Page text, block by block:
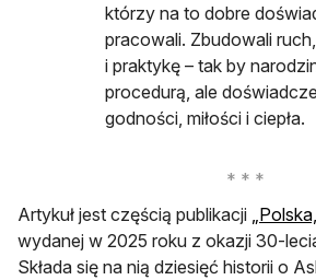
którzy na to dobre
pracowali. Zbudowali
i praktykę – tak by
procedurą, ale
godności, miłości i ciepła.
Artykuł jest częścią publikacji
wydanej w 2025 roku z okazji 30-
Składa się na nią dziesięć historii o